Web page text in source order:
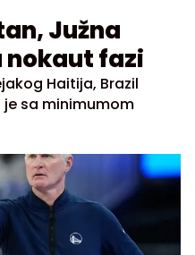
Južna
nokaut fazi
Haitija, Brazil
sa minimumom